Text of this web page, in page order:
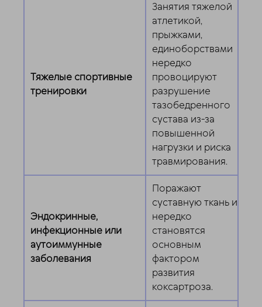
Тяжелые спортивные
тренировки
Занятия тяжелой
атлетикой,
прыжками,
единоборствами
нередко
провоцируют
разрушение
тазобедренного
сустава из-за
повышенной
нагрузки и риска
травмирования.
Эндокринные,
инфекционные или
аутоиммунные
заболевания
Поражают
суставную ткань и
нередко
становятся
основным
фактором
развития
коксартроза.